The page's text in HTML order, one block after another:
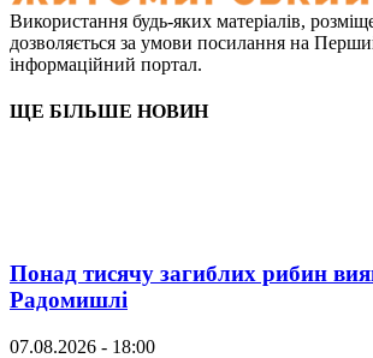
Використання будь-яких матеріалів,
дозволяється за умови посилання на
інформаційний портал.
ЩЕ БІЛЬШЕ НОВИН
Понад тисячу загиблих рибин
Радомишлі
07.08.2026 - 18:00